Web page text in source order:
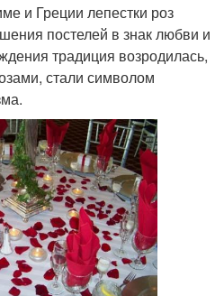
и Греции лепестки роз
постелей в знак любви и
традиция возродилась,
стали символом